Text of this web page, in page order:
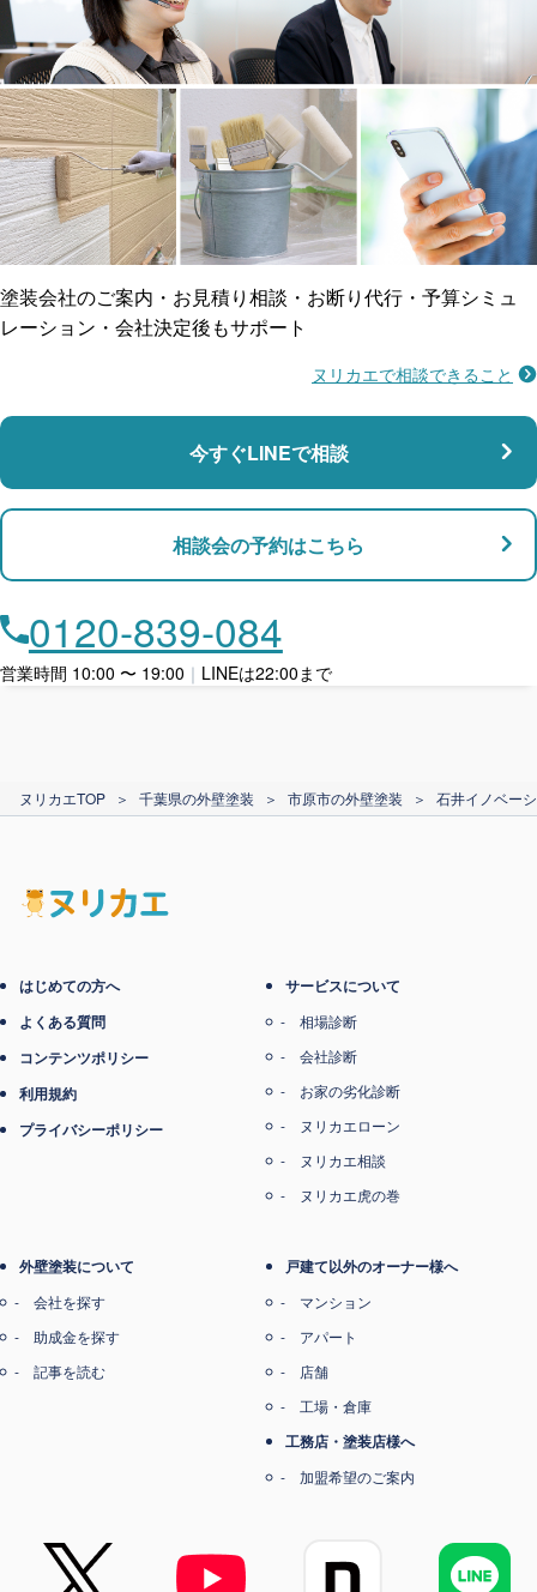
工事保険
ご近所トラブルに
賠償保険
支払い対応
ローン利用
カード支払い
雨漏り修繕
防水工事
マンション・アパート対応
店舗・事務所対応
塗装会社のご案内・お見積り相談・お断り代行・予算シミュ
レーション・会社決定後もサポート
ヌリカエで相談できること
今すぐLINEで相談
相談会の予約はこちら
0120-839-084
営業時間 10:00 〜 19:00 ｜ LINEは22:00まで
ヌリカエTOP ＞ 千葉県の外壁塗装 ＞ 市原市の外壁塗装 ＞ 石井イノベー
はじめての方へ
よくある質問
コンテンツポリシー
利用規約
プライバシーポリシー
サービスについて
相場診断
会社診断
お家の劣化診断
ヌリカエローン
ヌリカエ相談
ヌリカエ虎の巻
外壁塗装について
会社を探す
助成金を探す
記事を読む
戸建て以外のオーナー様へ
マンション
アパート
店舗
工場・倉庫
工務店・塗装店様へ
加盟希望のご案内